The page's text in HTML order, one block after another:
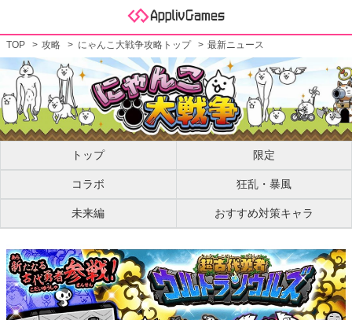
TOP 攻略 にゃんこ大戦争攻略トップ 最新ニュース
トップ 限定
コラボ 狂乱・暴風
未来編 おすすめ対策キャラ